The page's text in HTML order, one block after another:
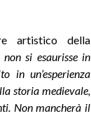
artistico della
si esaurisse in
in un’esperienza
storia medievale,
Non mancherà il